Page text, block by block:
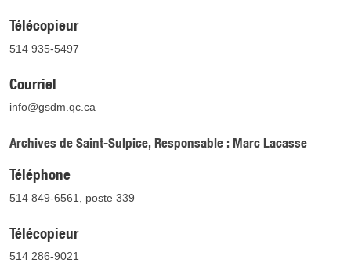
Télécopieur
514 935-5497
Courriel
info@gsdm.qc.ca
Archives de Saint-Sulpice, Responsable : Marc Lacasse
Téléphone
514 849-6561, poste 339
Télécopieur
514 286-9021